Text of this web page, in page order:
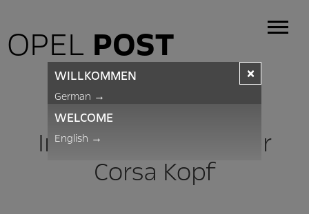
OPEL POST
In England steht der
Corsa Kopf
×
WILLKOMMEN
German →
WELCOME
English →